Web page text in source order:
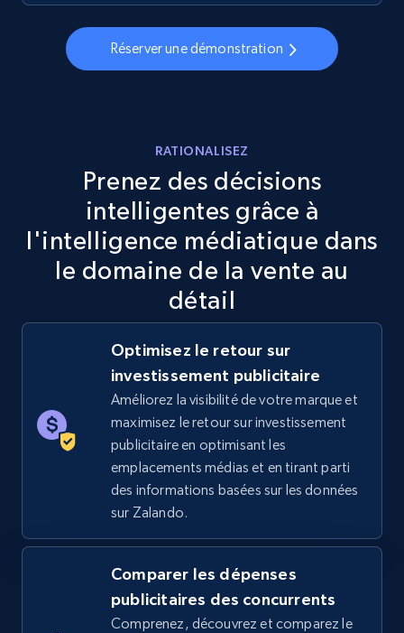
Walmart - products - Discover products by
using sku numbers
5.6K+ 874+ Commencer
TikTok Shop
URL, Title, Available, Description, Currency, Initial
price, Final price, Discount percent, and more.
667+ Commencer
TikTok Shop - category
URL, Title, Available, Description, Currency, Initial
price, Final price, Discount percent, and more.
Réserver une démonstration
RATIONALISEZ
Prenez des décisions
intelligentes grâce à
l'intelligence médiatique dans
le domaine de la vente au
détail
Optimisez le retour sur
investissement publicitaire
Améliorez la visibilité de votre marque et
maximisez le retour sur investissement
publicitaire en optimisant les
emplacements médias et en tirant parti
des informations basées sur les données
sur Zalando.
Comparer les dépenses
publicitaires des concurrents
Comprenez, découvrez et comparez le